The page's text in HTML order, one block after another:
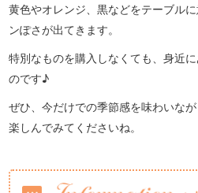
黄色やオレンジ、黒などをテーブル
ンぽさが出てきます。
特別なものを購入しなくても、身近
のです♪
ぜひ、今だけでの季節感を味わいな
楽しんでみてくださいね。